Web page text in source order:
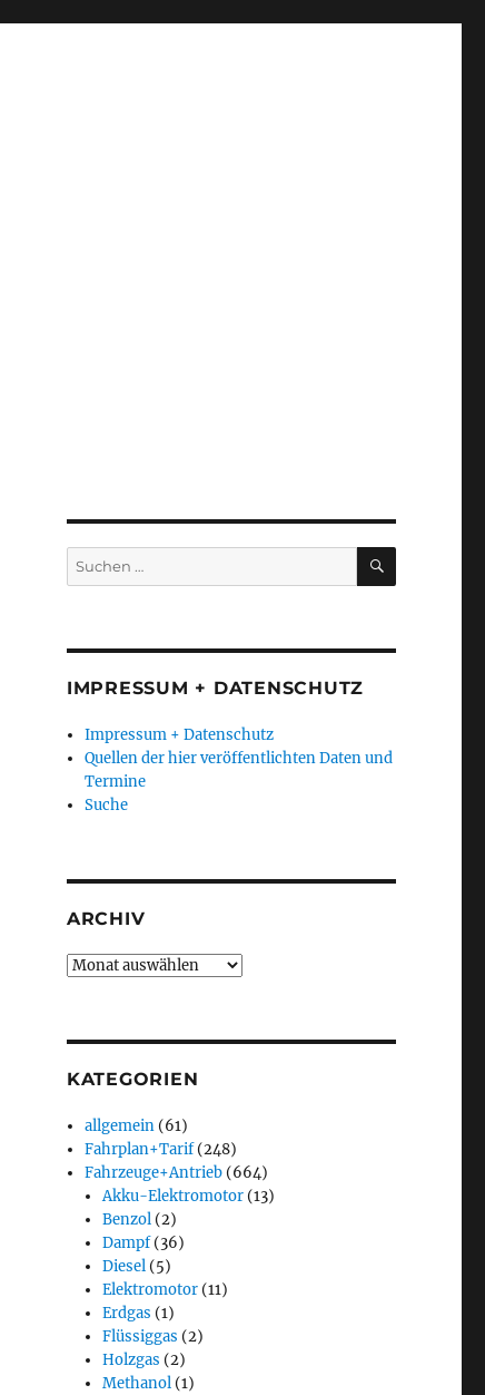
Suchen
nach:
SUCHEN
IMPRESSUM + DATENSCHUTZ
Impressum + Datenschutz
Quellen der hier veröffentlichten Daten und
Termine
Suche
ARCHIV
Archiv
KATEGORIEN
allgemein (61)
Fahrplan+Tarif(248)
Fahrzeuge+Antrieb (664)
Akku-Elektromotor (13)
Benzol (2)
Dampf(36)
Diesel (5)
Elektromotor (11)
Erdgas (1)
Flüssiggas (2)
Holzgas (2)
Methanol (1)